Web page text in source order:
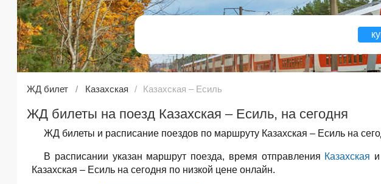
ЖД билет Казахская Казахская – Есиль
ЖД билеты на поезд Казахская – Есиль, на сегодня
ЖД билеты и расписание поездов по маршруту Казахская – Есиль на
В расписании указан маршрут поезда, время отправления Казахская
Казахская – Есиль на сегодня по низкой цене онлайн.